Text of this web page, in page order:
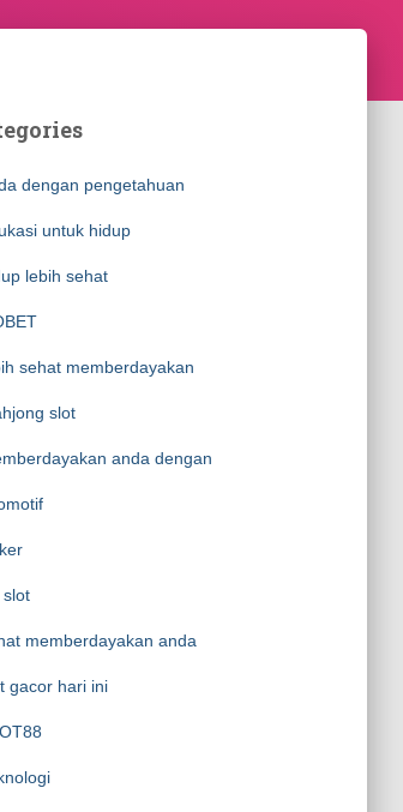
dengan pengetahuan
untuk hidup
lebih sehat
sehat memberdayakan
slot
anda dengan
slot
memberdayakan anda
gacor hari ini